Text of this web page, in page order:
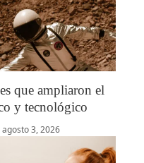
que ampliaron el
y tecnológico
agosto 3, 2026